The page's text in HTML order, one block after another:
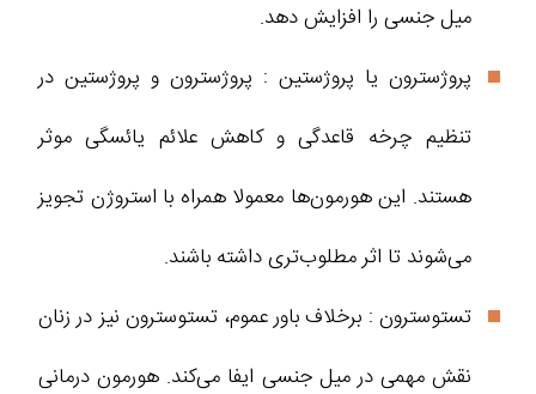
میل جنسی را افزایش دهد.
پروژسترون یا پروژستین : پروژسترون و پروژستین در
تنظیم چرخه قاعدگی و کاهش علائم یائسگی موثر
هستند. این هورمون‌ها معمولا همراه با استروژن تجویز
می‌شوند تا اثر مطلوب‌تری داشته باشند.
تستوسترون : برخلاف باور عموم، تستوسترون نیز در زنان
نقش مهمی در میل جنسی ایفا می‌کند. هورمون‌ درمانی